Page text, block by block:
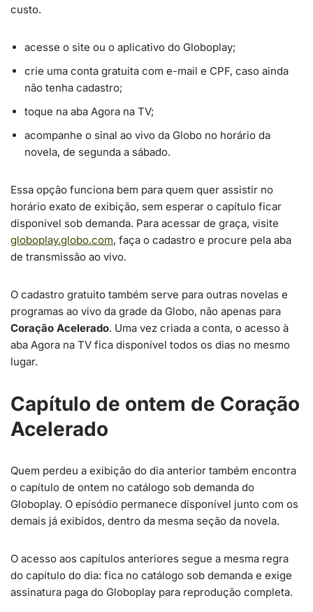
custo.
acesse o site ou o aplicativo do Globoplay;
crie uma conta gratuita com e-mail e CPF, caso ainda
não tenha cadastro;
toque na aba Agora na TV;
acompanhe o sinal ao vivo da Globo no horário da
novela, de segunda a sábado.
Essa opção funciona bem para quem quer assistir no
horário exato de exibição, sem esperar o capítulo ficar
disponível sob demanda. Para acessar de graça, visite
globoplay.globo.com, faça o cadastro e procure pela aba
de transmissão ao vivo.
O cadastro gratuito também serve para outras novelas e
programas ao vivo da grade da Globo, não apenas para
Coração Acelerado. Uma vez criada a conta, o acesso à
aba Agora na TV fica disponível todos os dias no mesmo
lugar.
Capítulo de ontem de Coração
Acelerado
Quem perdeu a exibição do dia anterior também encontra
o capítulo de ontem no catálogo sob demanda do
Globoplay. O episódio permanece disponível junto com os
demais já exibidos, dentro da mesma seção da novela.
O acesso aos capítulos anteriores segue a mesma regra
do capítulo do dia: fica no catálogo sob demanda e exige
assinatura paga do Globoplay para reprodução completa.